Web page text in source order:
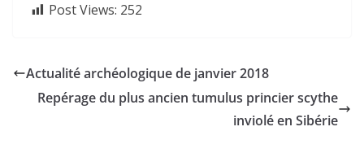
Post Views: 252
Actualité archéologique de janvier 2018
Repérage du plus ancien tumulus princier scythe
inviolé en Sibérie